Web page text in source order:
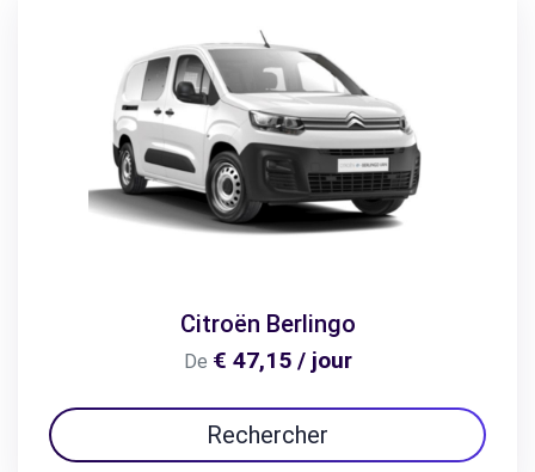
Citroën Berlingo
De € 47,15 / jour
Rechercher